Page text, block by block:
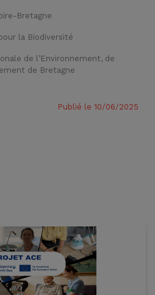
Bretagne
la Biodiversité
de l’Environnement, de
de Bretagne
Publié le 10/06/2025